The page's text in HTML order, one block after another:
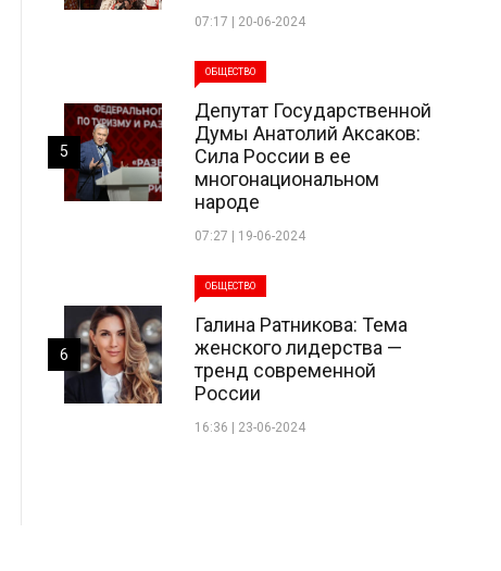
07:17 | 20-06-2024
ОБЩЕСТВО
Депутат Государственной
Думы Анатолий Аксаков:
Сила России в ее
многонациональном
народе
07:27 | 19-06-2024
5
ОБЩЕСТВО
Галина Ратникова: Тема
женского лидерства —
тренд современной
России
16:36 | 23-06-2024
6